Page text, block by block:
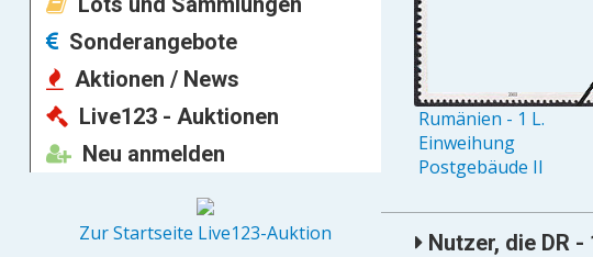
Sonderangebote
Aktionen / News
Live123 - Auktionen
Neu anmelden
Zur Startseite Live123-Auktion
Rumänien - 1 L.
Einweihung
Postgebäude II
Nutzer, die DR -